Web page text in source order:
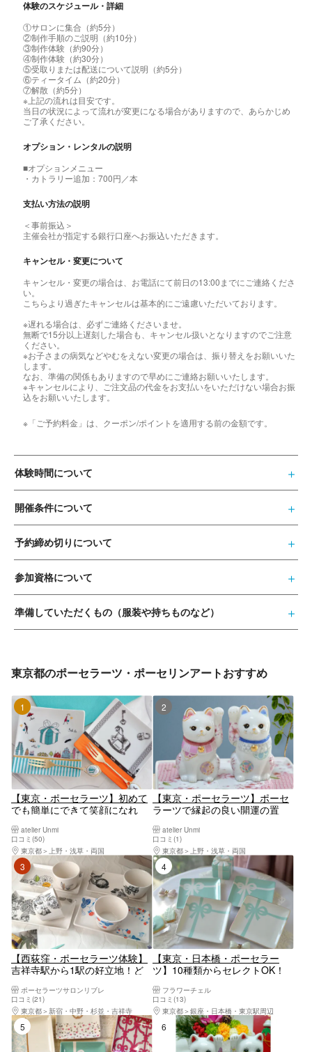
体験のスケジュール・詳細
①サロンに集合（約5分）
②制作手順のご説明（約10分）
③制作体験（約90分）
④制作体験（約30分）
⑤受取りまたは配送について説明（約5分）
⑥ティータイム（約20分）
⑦解散（約5分）
※上記の流れは目安です。
当日の状況によって流れが変更になる場合がありますので、あらかじめ
ご了承ください。
オプション・レンタルの説明
■オプションメニュー
・カトラリー追加：700円／本
支払い方法の説明
＜事前振込＞
主催会社が指定する銀行口座へお振込いただきます。
キャンセル・変更について
キャンセル・変更の場合は、お電話にて前日の13:00までにご連絡くださ
い。
こちらより過ぎたキャンセルは基本的にご遠慮いただいております。
※遅れる場合は、必ずご連絡くださいませ。
無断で15分以上遅刻した場合も、キャンセル扱いとなりますのでご注意
ください。
※お子さまの病気などやむをえない変更の場合は、振り替えをお願いいた
します。
なお、準備の関係もありますので早めにご連絡お願いいたします。
※キャンセルにより、ご注文品の代金をお支払いをいただけない場合お振
込をお願いいたします。
※「ご予約料金」は、クーポン/ポイントを適用する前の金額です。
体験時間について
開催条件について
予約締め切りについて
参加資格について
準備していただくもの（服装や持ちものなど）
東京都のポーセラーツ・ポーセリンアートおすすめ
1位
【東京・ポーセラーツ】初めて
でも簡単にできて笑顔になれ
ル作品を作ろう！
atelier Unmi
口コミ(50)
東京都
上野・浅草・両国
2位
【東京・ポーセラーツ】ポーセ
ラーツで縁起の良い開運の置
歓迎！
atelier Unmi
口コミ(1)
東京都
上野・浅草・両国
3位
【西荻窪・ポーセラーツ体験】
吉祥寺駅から1駅の好立地！ど
ルの食器を作ろう！ポーセラー
ツ体験
ポーセラーツサロンリブレ
口コミ(21)
東京都
新宿・中野・杉並・吉祥寺
4位
【東京・日本橋・ポーセラー
ツ】10種類からセレクトOK！
フラワーチェル
口コミ(13)
東京都
銀座・日本橋・東京駅周辺
5位 6位